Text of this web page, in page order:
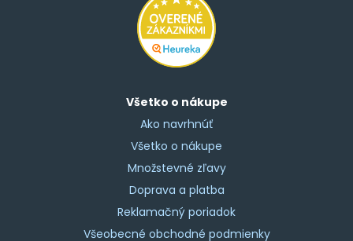
Všetko o nákupe
Ako navrhnúť
Všetko o nákupe
Množstevné zľavy
Doprava a platba
Reklamačný poriadok
Všeobecné obchodné podmienky